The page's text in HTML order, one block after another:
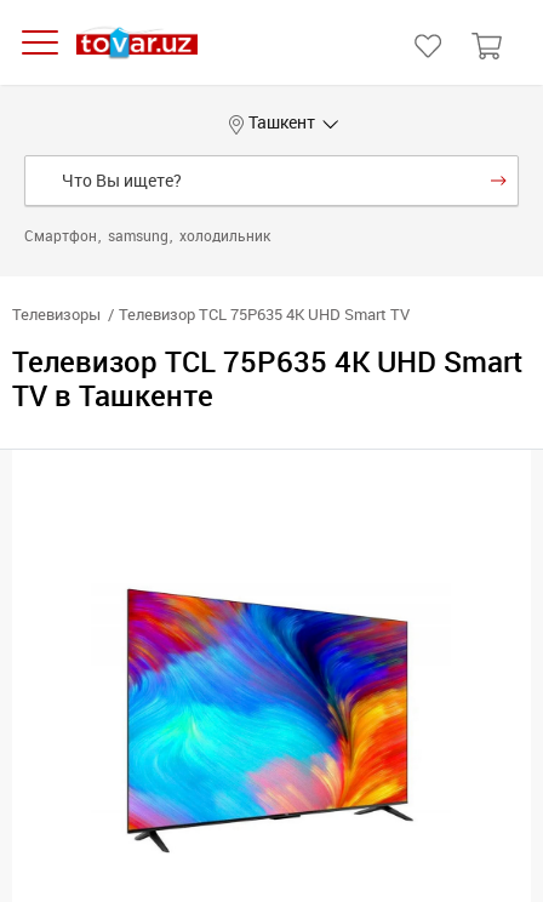
Ташкент
Смартфон samsung холодильник
Телевизоры Телевизор TCL 75P635 4K UHD Smart TV
Телевизор TCL 75P635 4K UHD Smart
TV в Ташкенте